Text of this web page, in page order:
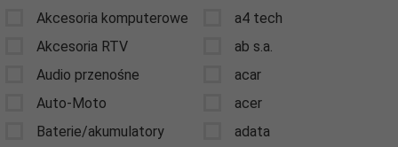
Akcesoria komputerowe
Akcesoria RTV
Audio przenośne
Auto-Moto
Baterie/akumulatory
a4 tech
ab s.a.
acar
acer
adata